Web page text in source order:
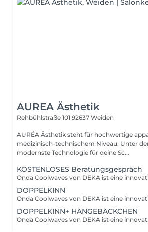
AUREA Ästhetik
Rehbühlstraße 101 92637 Weiden
AURÉA Ästhetik steht für hochwertige
medizinisch-technischem Niveau. Unter
modernste Technologie für deine Sc...
KOSTENLOSES Beratungsgespräch
DOPPELKINN
DOPPELKINN+ HÄNGEBÄCKCHEN